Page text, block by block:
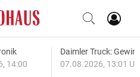
14:00
Daimler Truck:
07.08.2026, 13:01